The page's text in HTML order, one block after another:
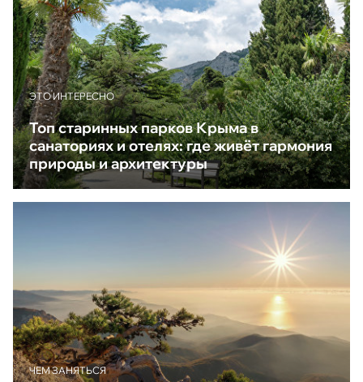
ЭТО ИНТЕРЕСНО
Топ старинных парков Крыма в
санаториях и отелях: где живёт гармония
природы и архитектуры
ЧЕМ ЗАНЯТЬСЯ